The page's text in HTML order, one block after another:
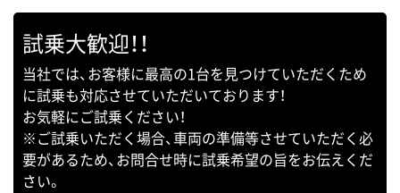
試乗大歓迎！！
当社では、お客様に最高の1台を見つけていただくため
に試乗も対応させていただいております！
お気軽にご試乗ください！
※ご試乗いただく場合、車両の準備等させていただく必
要があるため、お問合せ時に試乗希望の旨をお伝えくだ
さい。